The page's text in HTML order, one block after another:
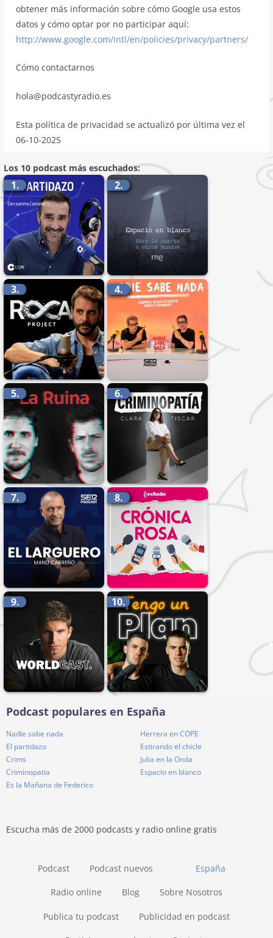
obtener más información sobre cómo Google usa estos
datos y cómo optar por no participar aquí:
http://www.google.com/intl/en/policies/privacy/partners/
Cómo contactarnos
hola@podcastyradio.es
Esta política de privacidad se actualizó por última vez el
06-10-2025
Los 10 podcast más escuchados:
1. 2.
3. 4.
5. 6.
7. 8.
9. 10.
Podcast populares en España
Nadie sabe nada
El partidazo
Crims
Criminopatia
Es la Mañana de Federico
Herrera en COPE
Estirando el chicle
Julia en la Onda
Espacio en blanco
Escucha más de 2000 podcasts y radio online gratis
España
Podcast Podcast nuevos
Radio online Blog Sobre Nosotros
Publica tu podcast Publicidad en podcast